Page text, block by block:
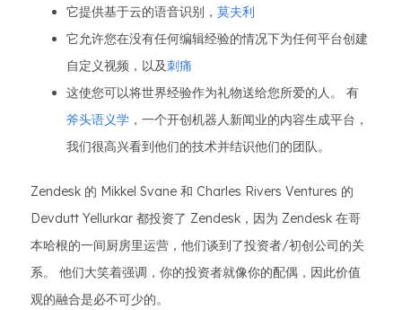
它提供基于云的语音识别， 莫夫利
它允许您在没有任何编辑经验的情况下为任何平台创建
自定义视频，以及刺痛
这使您可以将世界经验作为礼物送给您所爱的人。 有
斧头语义学 ，一个开创机器人新闻业的内容生成平台，
我们很高兴看到他们的技术并结识他们的团队。
Zendesk 的 Mikkel Svane 和 Charles Rivers Ventures 的
Devdutt Yellurkar 都投资了 Zendesk，因为 Zendesk 在哥
本哈根的一间厨房里运营，他们谈到了投资者/初创公司的关
系。 他们大笑着强调，你的投资者就像你的配偶，因此价值
观的融合是必不可少的。